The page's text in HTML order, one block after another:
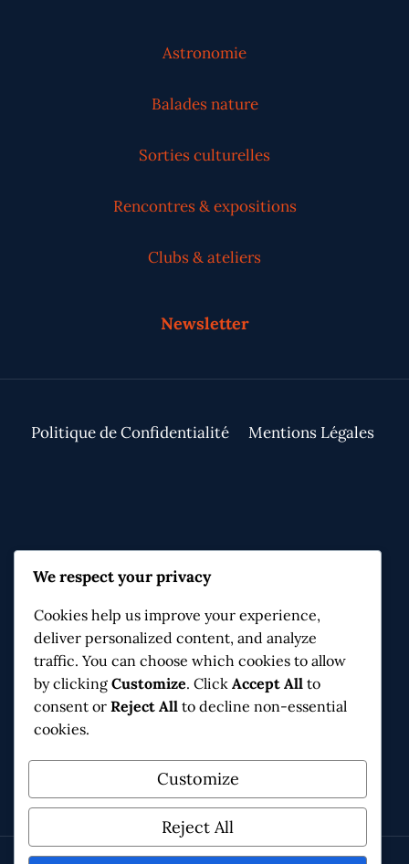
Astronomie
Balades nature
Sorties culturelles
Rencontres & expositions
Clubs & ateliers
Newsletter
Politique de Confidentialité Mentions Légales
Contact & Infos
Moulin de Navitau, 3 ch. de l'Hirondelle
34170 Castelnau-le-Lez
connaissanceetpartage@gmail.com
Facebook Instagram X
We respect your privacy
Cookies help us improve your experience,
deliver personalized content, and analyze
traffic. You can choose which cookies to allow
by clicking Customize. Click Accept All to
consent or Reject All to decline non-essential
cookies.
Customize
Reject All